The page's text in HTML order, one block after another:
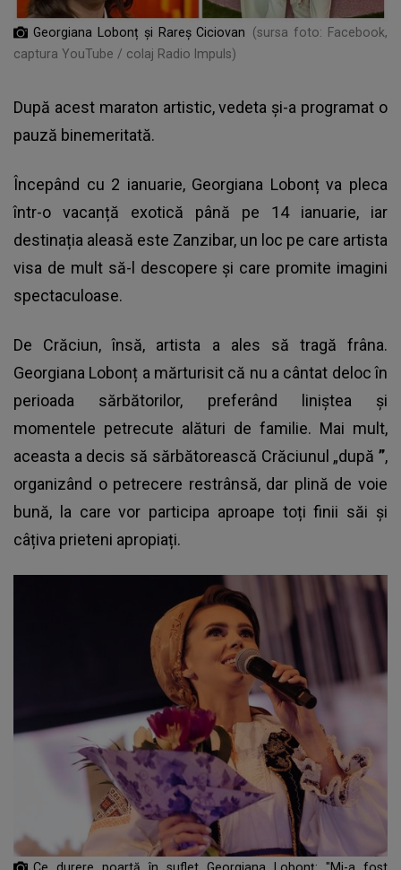
Georgiana Lobonț și Rareș Ciciovan
(sursa foto: Facebook,
captura YouTube / colaj Radio Impuls)
După acest maraton artistic, vedeta și-a programat o
pauză binemeritată.
Începând cu 2 ianuarie, Georgiana Lobonț va pleca
într-o vacanță exotică până pe 14 ianuarie, iar
destinația aleasă este Zanzibar, un loc pe care artista
visa de mult să-l descopere și care promite imagini
spectaculoase.
De Crăciun, însă, artista a ales să tragă frâna.
Georgiana Lobonț a mărturisit că nu a cântat deloc în
perioada sărbătorilor, preferând liniștea și
momentele petrecute alături de familie. Mai mult,
aceasta a decis să sărbătorească Crăciunul „după ”,
organizând o petrecere restrânsă, dar plină de voie
bună, la care vor participa aproape toți finii săi și
câțiva prieteni apropiați.